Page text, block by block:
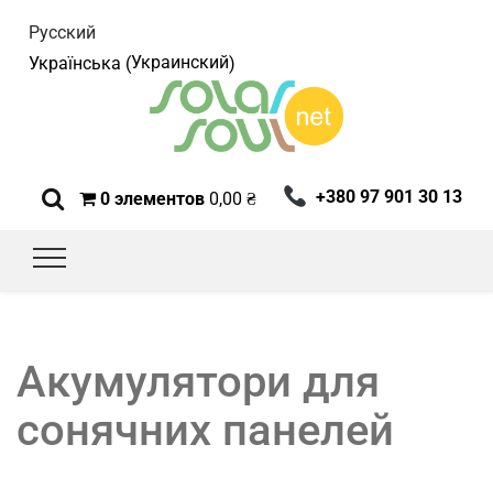
Русский
Українська (Украинский)
0 элементов 0,00 ₴ +380 97 901 30 13
Акумулятори для
сонячних панелей